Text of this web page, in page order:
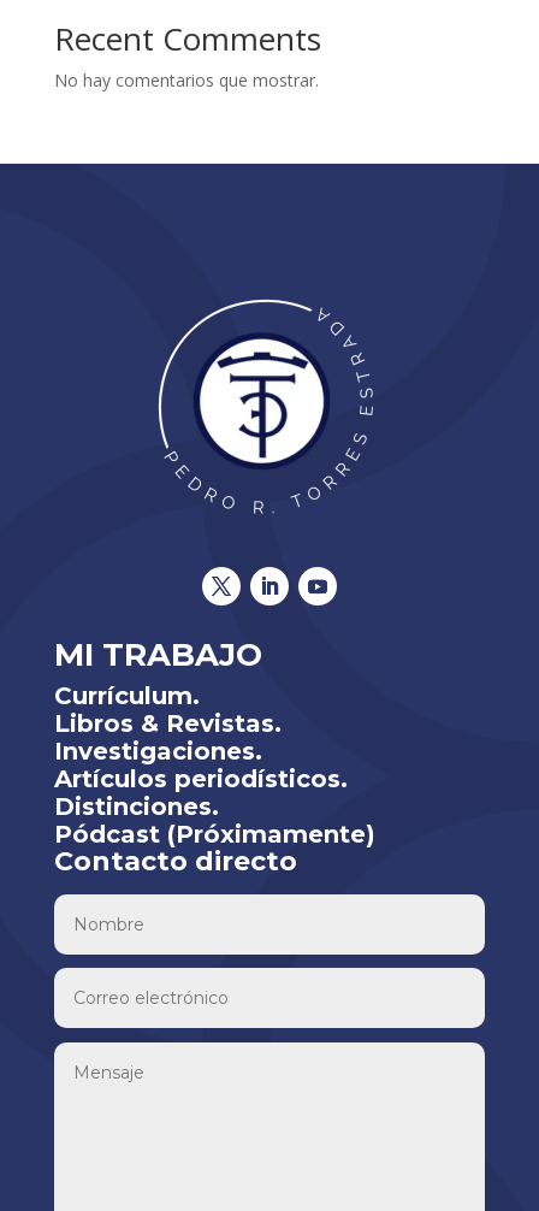
Recent Comments
No hay comentarios que mostrar.
MI TRABAJO
Currículum.
Libros & Revistas.
Investigaciones.
Artículos periodísticos.
Distinciones.
Pódcast (Próximamente)
Contacto directo